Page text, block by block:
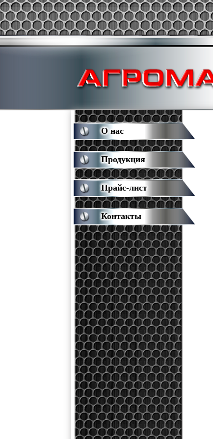
О нас
Продукция
Прайс-лист
Контакты